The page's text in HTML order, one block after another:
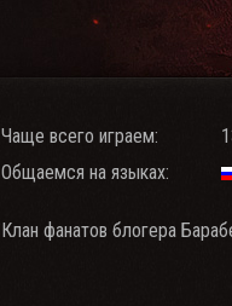
Чаще всего играем:
Общаемся на языках:
Клан фанатов блогера